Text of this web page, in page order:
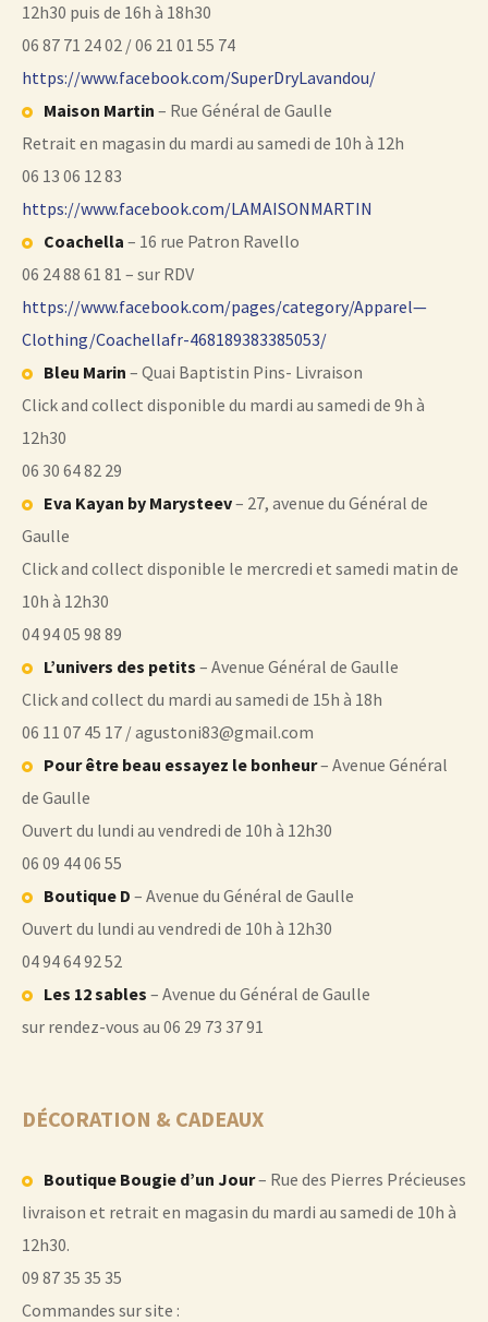
12h30 puis de 16h à 18h30
06 87 71 24 02 / 06 21 01 55 74
https://www.facebook.com/SuperDryLavandou/
Maison Martin – Rue Général de Gaulle
Retrait en magasin du mardi au samedi de 10h à 12h
06 13 06 12 83
https://www.facebook.com/LAMAISONMARTIN
Coachella – 16 rue Patron Ravello
06 24 88 61 81 – sur RDV
https://www.facebook.com/pages/category/Apparel—
Clothing/Coachellafr-468189383385053/
Bleu Marin – Quai Baptistin Pins- Livraison
Click and collect disponible du mardi au samedi de 9h à
12h30
06 30 64 82 29
Eva Kayan by Marysteev– 27, avenue du Général de
Gaulle
Click and collect disponible le mercredi et samedi matin de
10h à 12h30
04 94 05 98 89
L’univers des petits – Avenue Général de Gaulle
Click and collect du mardi au samedi de 15h à 18h
06 11 07 45 17 / agustoni83@gmail.com
Pour être beau essayez le bonheur– Avenue Général
de Gaulle
Ouvert du lundi au vendredi de 10h à 12h30
06 09 44 06 55
Boutique D – Avenue du Général de Gaulle
Ouvert du lundi au vendredi de 10h à 12h30
04 94 64 92 52
Les 12 sables – Avenue du Général de Gaulle
sur rendez-vous au 06 29 73 37 91
DÉCORATION & CADEAUX
Boutique Bougie d’un Jour– Rue des Pierres Précieuses
livraison et retrait en magasin du mardi au samedi de 10h à
12h30.
09 87 35 35 35
Commandes sur site :